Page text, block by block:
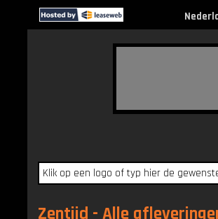
Zentijd - Alle